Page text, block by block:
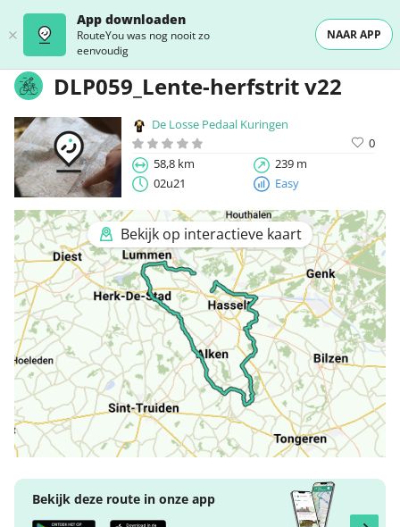
App downloaden
RouteYou was nog nooit zo
eenvoudig
NAAR APP
DLP059_Lente-herfstrit v22
De Losse Pedaal Kuringen
0
58,8 km
239 m
02u21
Easy
Bekijk op interactieve kaart
Bekijk deze route in onze app